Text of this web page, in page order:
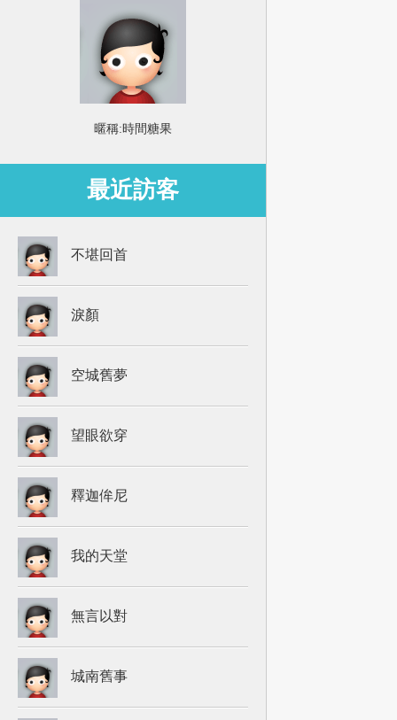
暱稱: 時間糖果
最近訪客
不堪回首
淚顏
空城舊夢
望眼欲穿
釋迦侔尼
我的天堂
無言以對
城南舊事